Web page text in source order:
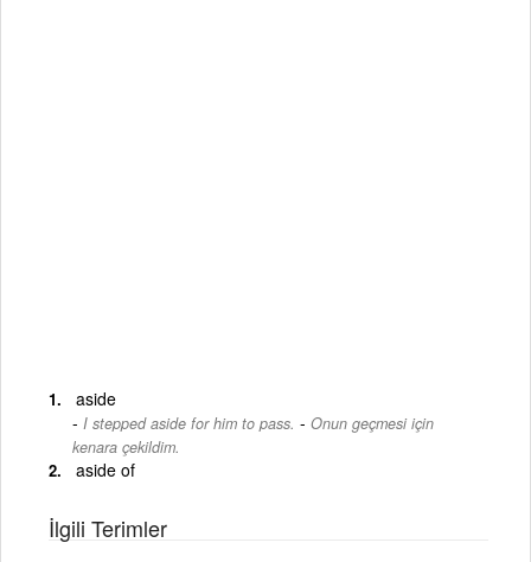
aside
I stepped aside for him to pass. - Onun geçmesi için
kenara çekildim.
aside of
İlgili Terimler